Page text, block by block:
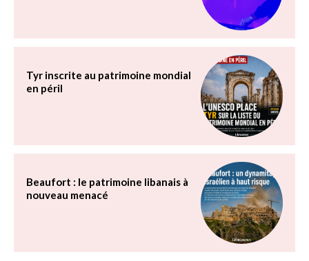
Tyr inscrite au patrimoine mondial
en péril
Beaufort : le patrimoine libanais à
nouveau menacé